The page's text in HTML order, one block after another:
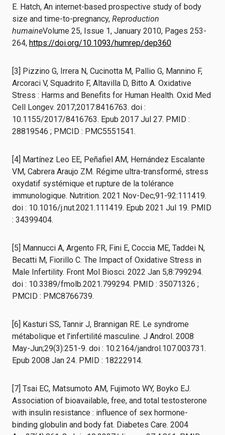
E. Hatch, An internet-based prospective study of body
size and time-to-pregnancy, Reproduction
humaineVolume 25, Issue 1, January 2010, Pages 253-
264, https://doi.org/10.1093/humrep/dep360
[3] Pizzino G, Irrera N, Cucinotta M, Pallio G, Mannino F,
Arcoraci V, Squadrito F, Altavilla D, Bitto A. Oxidative
Stress : Harms and Benefits for Human Health. Oxid Med
Cell Longev. 2017;2017:8416763. doi :
10.1155/2017/8416763. Epub 2017 Jul 27. PMID :
28819546 ; PMCID : PMC5551541.
[4] Martínez Leo EE, Peñafiel AM, Hernández Escalante
VM, Cabrera Araujo ZM. Régime ultra-transformé, stress
oxydatif systémique et rupture de la tolérance
immunologique. Nutrition. 2021 Nov-Dec;91-92:111419.
doi : 10.1016/j.nut.2021.111419. Epub 2021 Jul 19. PMID
: 34399404.
[5] Mannucci A, Argento FR, Fini E, Coccia ME, Taddei N,
Becatti M, Fiorillo C. The Impact of Oxidative Stress in
Male Infertility. Front Mol Biosci. 2022 Jan 5;8:799294.
doi : 10.3389/fmolb.2021.799294. PMID : 35071326 ;
PMCID : PMC8766739.
[6] Kasturi SS, Tannir J, Brannigan RE. Le syndrome
métabolique et l'infertilité masculine. J Androl. 2008
May-Jun;29(3):251-9. doi : 10.2164/jandrol.107.003731.
Epub 2008 Jan 24. PMID : 18222914.
[7] Tsai EC, Matsumoto AM, Fujimoto WY, Boyko EJ.
Association of bioavailable, free, and total testosterone
with insulin resistance : influence of sex hormone-
binding globulin and body fat. Diabetes Care. 2004